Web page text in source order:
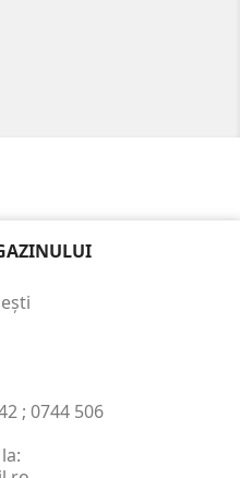
; 0744 506